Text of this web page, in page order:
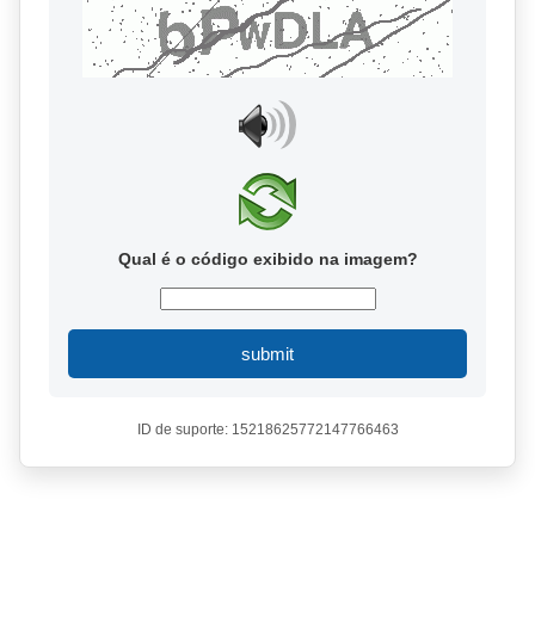
Qual é o código exibido na imagem?
submit
ID de suporte: 15218625772147766463